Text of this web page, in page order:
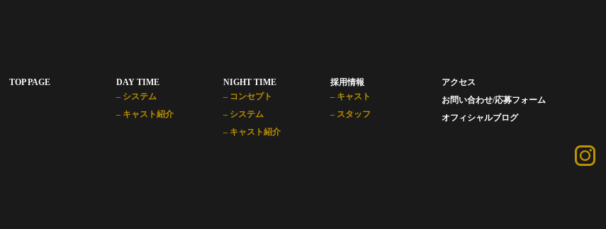
TOP PAGE
DAY TIME
– システム
– キャスト紹介
NIGHT TIME
– コンセプト
– システム
– キャスト紹介
採用情報
– キャスト
– スタッフ
アクセス
お問い合わせ/応募フォーム
オフィシャルブログ